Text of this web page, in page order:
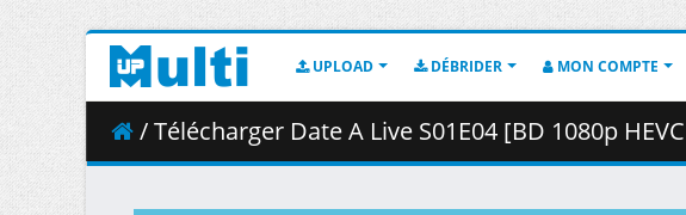
UPLOAD DÉBRIDER MON COMPTE
/ Télécharger Date A Live S01E04 [BD 1080p HEVC